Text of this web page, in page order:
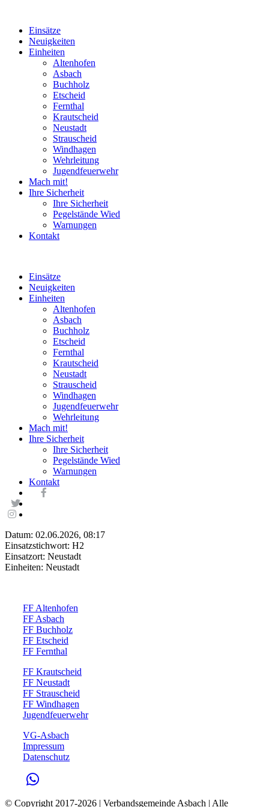
Einsätze
Neuigkeiten
Einheiten
Altenhofen
Asbach
Buchholz
Etscheid
Fernthal
Krautscheid
Neustadt
Strauscheid
Windhagen
Wehrleitung
Jugendfeuerwehr
Mach mit!
Ihre Sicherheit
Ihre Sicherheit
Pegelstände Wied
Warnungen
Kontakt
Einsätze
Neuigkeiten
Einheiten
Altenhofen
Asbach
Buchholz
Etscheid
Fernthal
Krautscheid
Neustadt
Strauscheid
Windhagen
Jugendfeuerwehr
Wehrleitung
Mach mit!
Ihre Sicherheit
Ihre Sicherheit
Pegelstände Wied
Warnungen
Kontakt
Datum: 02.06.2026, 08:17
Einsatzstichwort: H2
Einsatzort: Neustadt
Einheiten: Neustadt
FF Altenhofen
FF Asbach
FF Buchholz
FF Etscheid
FF Fernthal
FF Krautscheid
FF Neustadt
FF Strauscheid
FF Windhagen
Jugendfeuerwehr
VG-Asbach
Impressum
Datenschutz
© Copyright 2017-2026 | Verbandsgemeinde Asbach | Alle